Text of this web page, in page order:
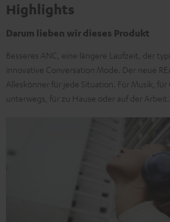
Highlights
Darum lieben wir dieses Produkt
Besseres ANC, eine längere Laufzeit, der
innovative Conversation Mode. Der neue
Alleskönner für jede Situation. Für Musik,
unterwegs, für zu Hause oder auf der Arbeit.